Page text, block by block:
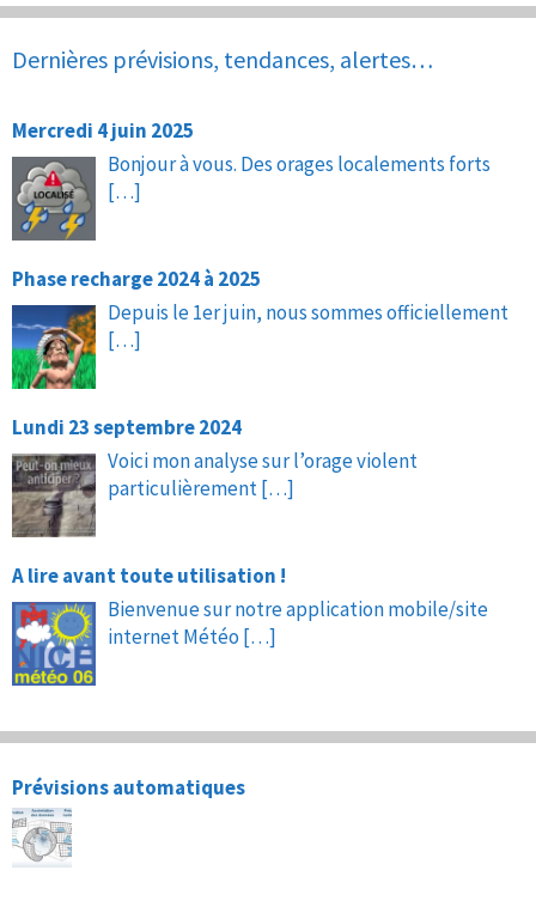
Dernières prévisions, tendances, alertes…
Mercredi 4 juin 2025
Bonjour à vous. Des orages localements forts
[…]
Phase recharge 2024 à 2025
Depuis le 1er juin, nous sommes officiellement
[…]
Lundi 23 septembre 2024
Voici mon analyse sur l’orage violent
particulièrement[…]
A lire avant toute utilisation !
Bienvenue sur notre application mobile/site
internet Météo […]
Prévisions automatiques